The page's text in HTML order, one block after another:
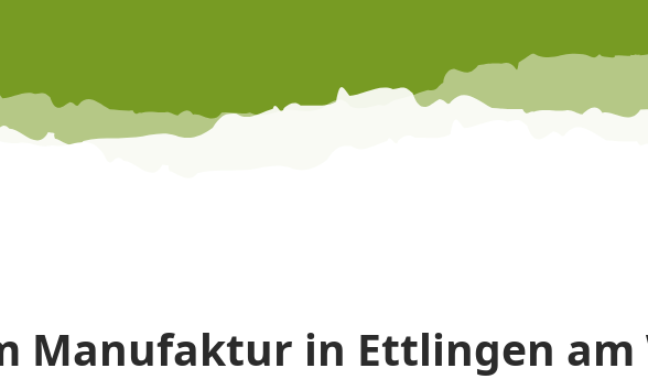
Manufaktur in Ettlingen am